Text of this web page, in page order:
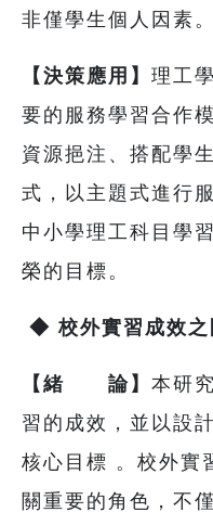
非僅學生個人因素。
【決策應用】 理工
要的服務學習合作
資源挹注、搭配學
式，以主題式進行
中小學理工科目學
榮的目標。
◆ 校外實習成效
【緒 論】 本研
習的成效，並以設
核心目標 。校外實
關重要的角色，不